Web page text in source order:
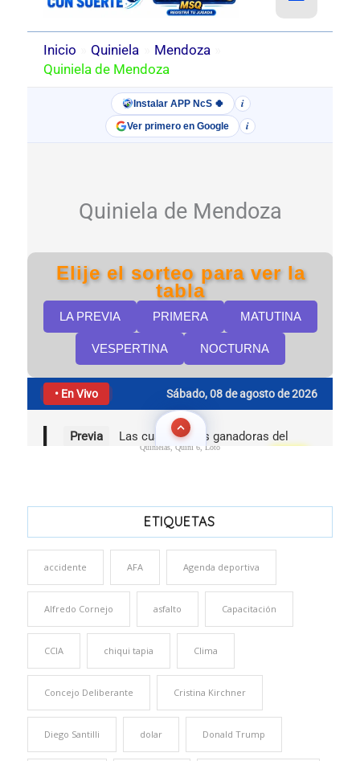
Quinielas, Quini 6, Loto
ETIQUETAS
accidente AFA Agenda deportiva
Alfredo Cornejo asfalto Capacitación
CCIA chiqui tapia Clima
Concejo Deliberante Cristina Kirchner
Diego Santilli dolar Donald Trump